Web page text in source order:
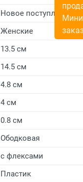
Новое поступление
Женские
13.5 см
14.5 см
4.8 см
4 см
0.8 см
Ободковая
с флексами
Пластик